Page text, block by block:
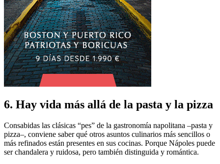
6. Hay vida más allá de la pasta y la pizza
Consabidas las clásicas “pes” de la gastronomía napolitana –pasta y
pizza–, conviene saber qué otros asuntos culinarios más sencillos o
más refinados están presentes en sus cocinas. Porque Nápoles puede
ser chandalera y ruidosa, pero también distinguida y romántica.